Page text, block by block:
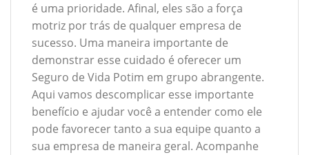
é uma prioridade. Afinal, eles são a força
motriz por trás de qualquer empresa de
sucesso. Uma maneira importante de
demonstrar esse cuidado é oferecer um
Seguro de Vida Potim em grupo abrangente.
Aqui vamos descomplicar esse importante
benefício e ajudar você a entender como ele
pode favorecer tanto a sua equipe quanto a
sua empresa de maneira geral. Acompanhe